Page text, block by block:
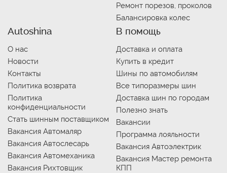
Ремонт порезов, проколов
Балансировка колес
Autoshina
О нас
Новости
Контакты
Политика возврата
Политика
конфиденциальности
Стать шинным поставщиком
Вакансия Автомаляр
Вакансия Автослесарь
Вакансия Автомеханика
Вакансия Рихтовщик
В помощь
Доставка и оплата
Купить в кредит
Шины по автомобилям
Все типоразмеры шин
Доставка шин по городам
Полезно знать
Вакансии
Программа лояльности
Вакансия Автоэлектрик
Вакансия Мастер ремонта
КПП